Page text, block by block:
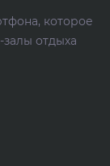
которое
отдыха